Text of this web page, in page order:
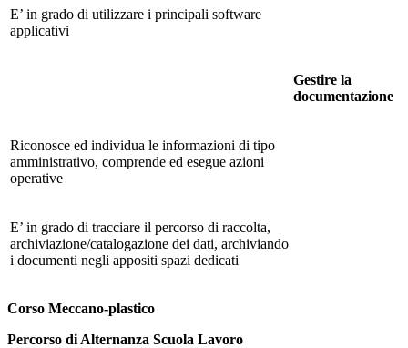
E’ in grado di utilizzare i principali software
applicativi
Gestire la
documentazione
Riconosce ed individua le informazioni di tipo
amministrativo, comprende ed esegue azioni
operative
E’ in grado di tracciare il percorso di raccolta,
archiviazione/catalogazione dei dati, archiviando
i documenti negli appositi spazi dedicati
Corso Meccano-plastico
Percorso di Alternanza Scuola Lavoro